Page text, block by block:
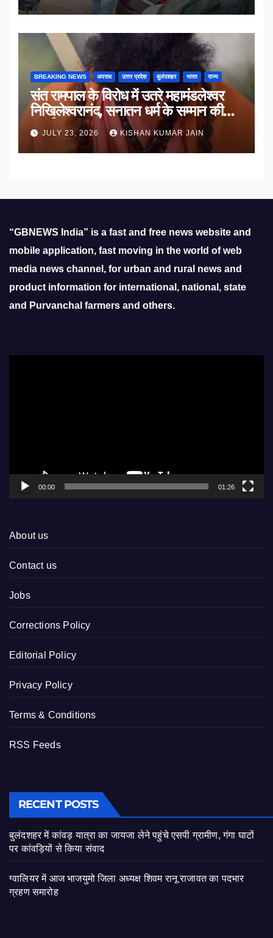
BREAKING NEWS अपराध उत्तर प्रदेश बुलंदशहर भारत राज्य
संत रामपाल के विरोध में उतरे महामंडलेश्वर
निखिलेश्वरानंद, सनातन धर्म के सम्मान की
उठाई मांग
JULY 23, 2026 KISHAN KUMAR JAIN
“GBNEWS India” is a fast and free news website and
mobile application, fast moving in the world of web
media news channel, for urban and rural news and
product information for international, national, state
and Purvanchal farmers and others.
00:00 01:26
About us
Contact us
Jobs
Corrections Policy
Editorial Policy
Privacy Policy
Terms & Conditions
RSS Feeds
RECENT POSTS
बुलंदशहर में कांवड़ यात्रा का जायजा लेने पहुंचे एसपी ग्रामीण, गंगा घाटों
पर कांवड़ियों से किया संवाद
ग्वालियर में आज भाजयुमो जिला अध्यक्ष शिवम रानू राजावत का पदभार
ग्रहण समारोह